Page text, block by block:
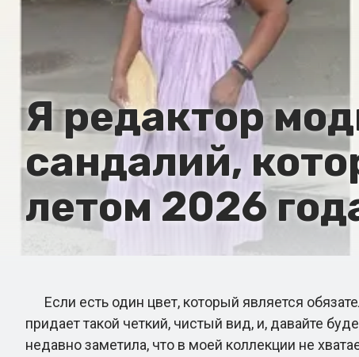
Я редактор
сандалий,
летом 2026
Если есть один цвет, который является
придает такой четкий, чистый вид, и, давайте
недавно заметила, что в моей коллекции не